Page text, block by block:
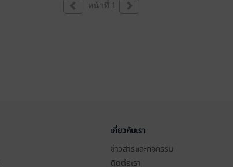
หน้าที่ 1
เกี่ยวกับเรา
ข่าวสารและกิจกรรม
ติดต่อเรา